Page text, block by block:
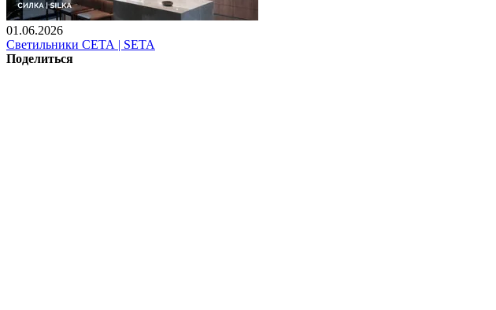
01.06.2026
Светильники СЕТА | SETA
Поделиться